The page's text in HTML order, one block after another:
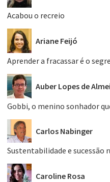
Acabou o recreio
Ariane Feijó
Aprender a fracassar é o
Auber Lopes de
Gobbi, o menino sonhador
Carlos Nabinger
Sustentabilidade e sucessão
Caroline Rosa